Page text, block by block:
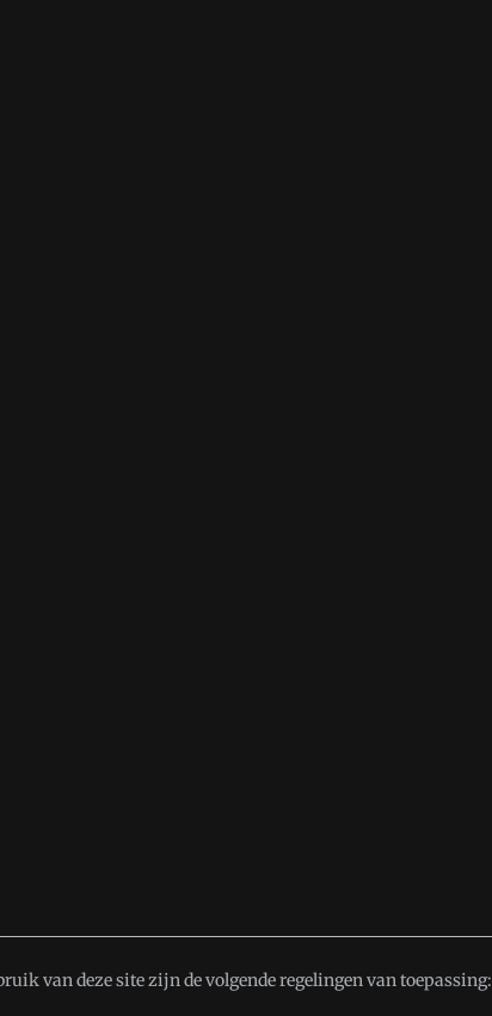
van deze site zijn de volgende regelingen van toepassing: